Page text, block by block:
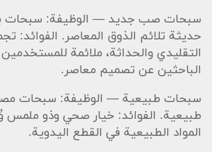
سبحات صب جديد — الوظيفة: سبحات
حديثة تلائم الذوق المعاصر. الفوائد:
التقليدي والحداثة، ملائمة
الباحثين عن تصميم معاصر.
سبحات طبيعية — الوظيفة: سبحات
طبيعية. الفوائد: خيار صحي وذو
المواد الطبيعية في القطع اليدوية.